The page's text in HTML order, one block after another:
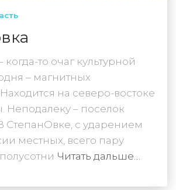
когда-то очаг культурной
– магнитных
на северо-востоке
Неподалеку – поселок
СтепанОвке, с ударением
местных, всего пару
Читать дальше…